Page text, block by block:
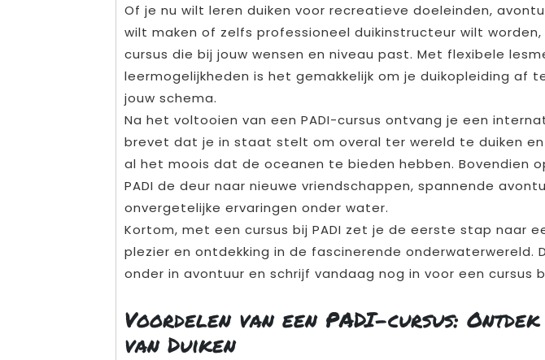
Of je nu wilt leren duiken voor recreatieve doeleinden,
wilt maken of zelfs professioneel duikinstructeur wilt worden,
cursus die bij jouw wensen en niveau past. Met flexibele
leermogelijkheden is het gemakkelijk om je duikopleiding af
jouw schema.
Na het voltooien van een PADI-cursus ontvang je een
brevet dat je in staat stelt om overal ter wereld te duiken
al het moois dat de oceanen te bieden hebben. Bovendien
PADI de deur naar nieuwe vriendschappen, spannende
onvergetelijke ervaringen onder water.
Kortom, met een cursus bij PADI zet je de eerste stap naar
plezier en ontdekking in de fascinerende onderwaterwereld.
onder in avontuur en schrijf vandaag nog in voor een cursus
Voordelen van een PADI-cursus:
van Duiken